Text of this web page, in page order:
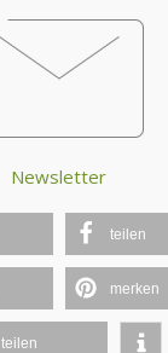
Newsletter
teilen
merken
teilen